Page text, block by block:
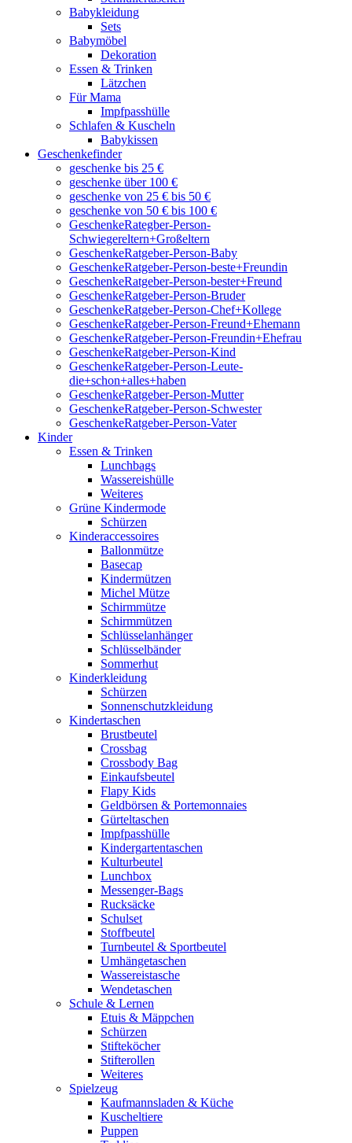
Babykleidung
Sets
Babymöbel
Dekoration
Essen & Trinken
Lätzchen
Für Mama
Impfpasshülle
Schlafen & Kuscheln
Babykissen
Geschenkefinder
geschenke bis 25 €
geschenke über 100 €
geschenke von 25 € bis 50 €
geschenke von 50 € bis 100 €
GeschenkeRategber-Person-
Schwiegereltern+Großeltern
GeschenkeRatgeber-Person-Baby
GeschenkeRatgeber-Person-beste+Freundin
GeschenkeRatgeber-Person-bester+Freund
GeschenkeRatgeber-Person-Bruder
GeschenkeRatgeber-Person-Chef+Kollege
GeschenkeRatgeber-Person-Freund+Ehemann
GeschenkeRatgeber-Person-Freundin+Ehefrau
GeschenkeRatgeber-Person-Kind
GeschenkeRatgeber-Person-Leute-
die+schon+alles+haben
GeschenkeRatgeber-Person-Mutter
GeschenkeRatgeber-Person-Schwester
GeschenkeRatgeber-Person-Vater
Kinder
Essen & Trinken
Lunchbags
Wassereishülle
Weiteres
Grüne Kindermode
Schürzen
Kinderaccessoires
Ballonmütze
Basecap
Kindermützen
Michel Mütze
Schirmmütze
Schirmmützen
Schlüsselanhänger
Schlüsselbänder
Sommerhut
Kinderkleidung
Schürzen
Sonnenschutzkleidung
Kindertaschen
Brustbeutel
Crossbag
Crossbody Bag
Einkaufsbeutel
Flapy Kids
Geldbörsen & Portemonnaies
Gürteltaschen
Impfpasshülle
Kindergartentaschen
Kulturbeutel
Lunchbox
Messenger-Bags
Rucksäcke
Schulset
Stoffbeutel
Turnbeutel & Sportbeutel
Umhängetaschen
Wassereistasche
Wendetaschen
Schule & Lernen
Etuis & Mäppchen
Schürzen
Stifteköcher
Stifterollen
Weiteres
Spielzeug
Kaufmannsladen & Küche
Kuscheltiere
Puppen